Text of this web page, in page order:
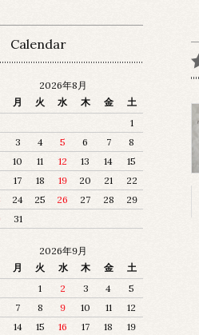
Calendar
2026年8月
月 火 水 木 金
土
1
3 4 5 6 7
8
10 11 12 13 14
15
17 18 19 20 21
22
24 25 26 27 28
29
31
2026年9月
月 火 水 木 金
土
1
2 3 4
5
7 8 9 10 11
12
14 15 16 17 18
19